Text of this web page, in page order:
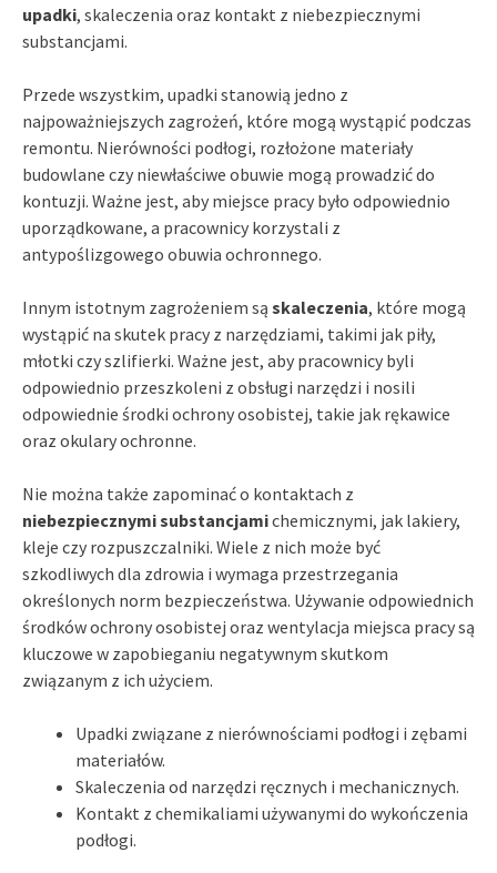
upadki, skaleczenia oraz kontakt z niebezpiecznymi
substancjami.
Przede wszystkim, upadki stanowią jedno z
najpoważniejszych zagrożeń, które mogą wystąpić podczas
remontu. Nierówności podłogi, rozłożone materiały
budowlane czy niewłaściwe obuwie mogą prowadzić do
kontuzji. Ważne jest, aby miejsce pracy było odpowiednio
uporządkowane, a pracownicy korzystali z
antypoślizgowego obuwia ochronnego.
Innym istotnym zagrożeniem są skaleczenia, które mogą
wystąpić na skutek pracy z narzędziami, takimi jak piły,
młotki czy szlifierki. Ważne jest, aby pracownicy byli
odpowiednio przeszkoleni z obsługi narzędzi i nosili
odpowiednie środki ochrony osobistej, takie jak rękawice
oraz okulary ochronne.
Nie można także zapominać o kontaktach z
niebezpiecznymi substancjamichemicznymi, jak lakiery,
kleje czy rozpuszczalniki. Wiele z nich może być
szkodliwych dla zdrowia i wymaga przestrzegania
określonych norm bezpieczeństwa. Używanie odpowiednich
środków ochrony osobistej oraz wentylacja miejsca pracy są
kluczowe w zapobieganiu negatywnym skutkom
związanym z ich użyciem.
Upadki związane z nierównościami podłogi i zębami
materiałów.
Skaleczenia od narzędzi ręcznych i mechanicznych.
Kontakt z chemikaliami używanymi do wykończenia
podłogi.